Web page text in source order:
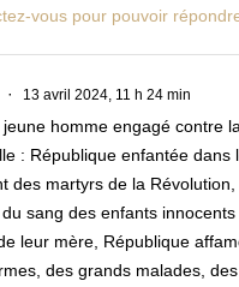
vous pour pouvoir
13 avril 2024, 11 h 24 min
jeune homme engagé contre
: République enfantée dans
des martyrs de la
sang des enfants
leur mère, République
des grands malades,